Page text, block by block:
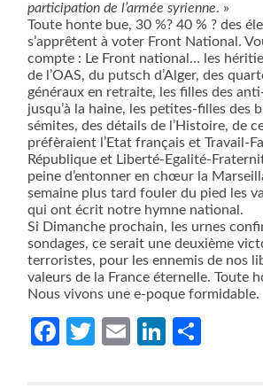
participation de l’armée syrienne. »
Toute honte bue, 30 %? 40 % ? des
s’apprêtent à voter Front National.
compte : Le Front national… les
de l’OAS, du putsch d’Alger, des
généraux en retraite, les filles des
jusqu’à la haine, les petites-filles des
sémites, des détails de l’Histoire, de
préfèraient l’Etat français et Travail-
République et Liberté-Egalité-
peine d’entonner en chœur la
semaine plus tard fouler du pied les
qui ont écrit notre hymne national.
Si Dimanche prochain, les urnes
sondages, ce serait une deuxième
terroristes, pour les ennemis de nos
valeurs de la France éternelle. Toute
Nous vivons une e-poque formidable.
Facebook
Twitter
EmailLinkedIn